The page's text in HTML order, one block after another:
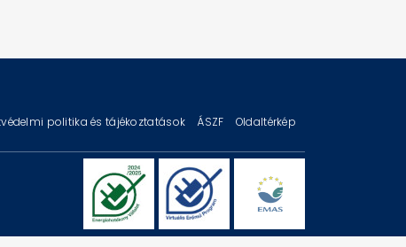
politika és tájékoztatások ÁSZF Oldaltérkép